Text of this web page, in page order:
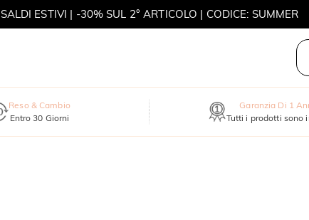
SALDI ESTIVI | -30% SUL 2° ARTICOLO | CODICE: SUMMER
Reso & Cambio
Entro 30 Giorni
Garanzia Di 1
Tutti i prodotti sono